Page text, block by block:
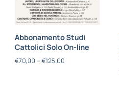
Abbonamento Studi
Cattolici Solo On-line
€70,00 – €125,00